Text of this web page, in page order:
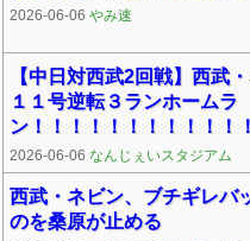
2026-06-06 やみ速
【中日対西武2回戦】西武
１１号逆転３ランホームラ
ン！！！！！！！！！！！
2026-06-06 なんじぇいスタジアム
西武・ネビン、ブチギレバ
のを桑原が止める